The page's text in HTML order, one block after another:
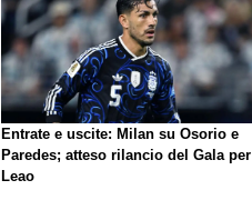
Entrate e uscite: Milan su Osorio e
Paredes; atteso rilancio del Gala per
Leao